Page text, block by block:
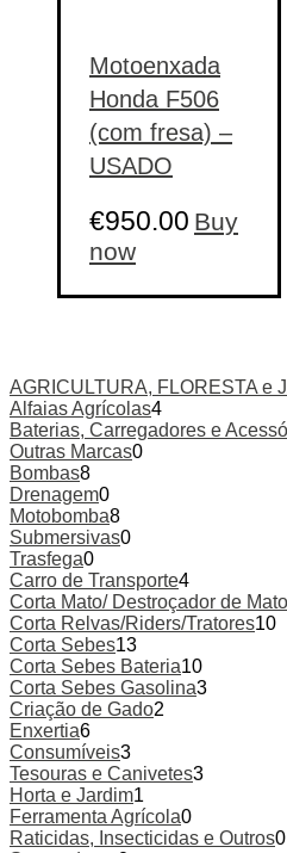
Motoenxada
Honda F506
(com fresa) –
USADO
€950.00 Buy
now
AGRICULTURA, FLORESTA e
Alfaias Agrícolas4
Baterias, Carregadores e
Outras Marcas0
Bombas8
Drenagem0
Motobomba8
Submersivas0
Trasfega0
Carro de Transporte4
Corta Mato/ Destroçador de Mato
Corta Relvas/Riders/Tratores10
Corta Sebes13
Corta Sebes Bateria10
Corta Sebes Gasolina3
Criação de Gado2
Enxertia6
Consumíveis3
Tesouras e Canivetes3
Horta e Jardim1
Ferramenta Agrícola0
Raticidas, Insecticidas e Outros0